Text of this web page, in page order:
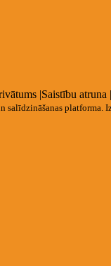
|Saistību atruna |
platforma.